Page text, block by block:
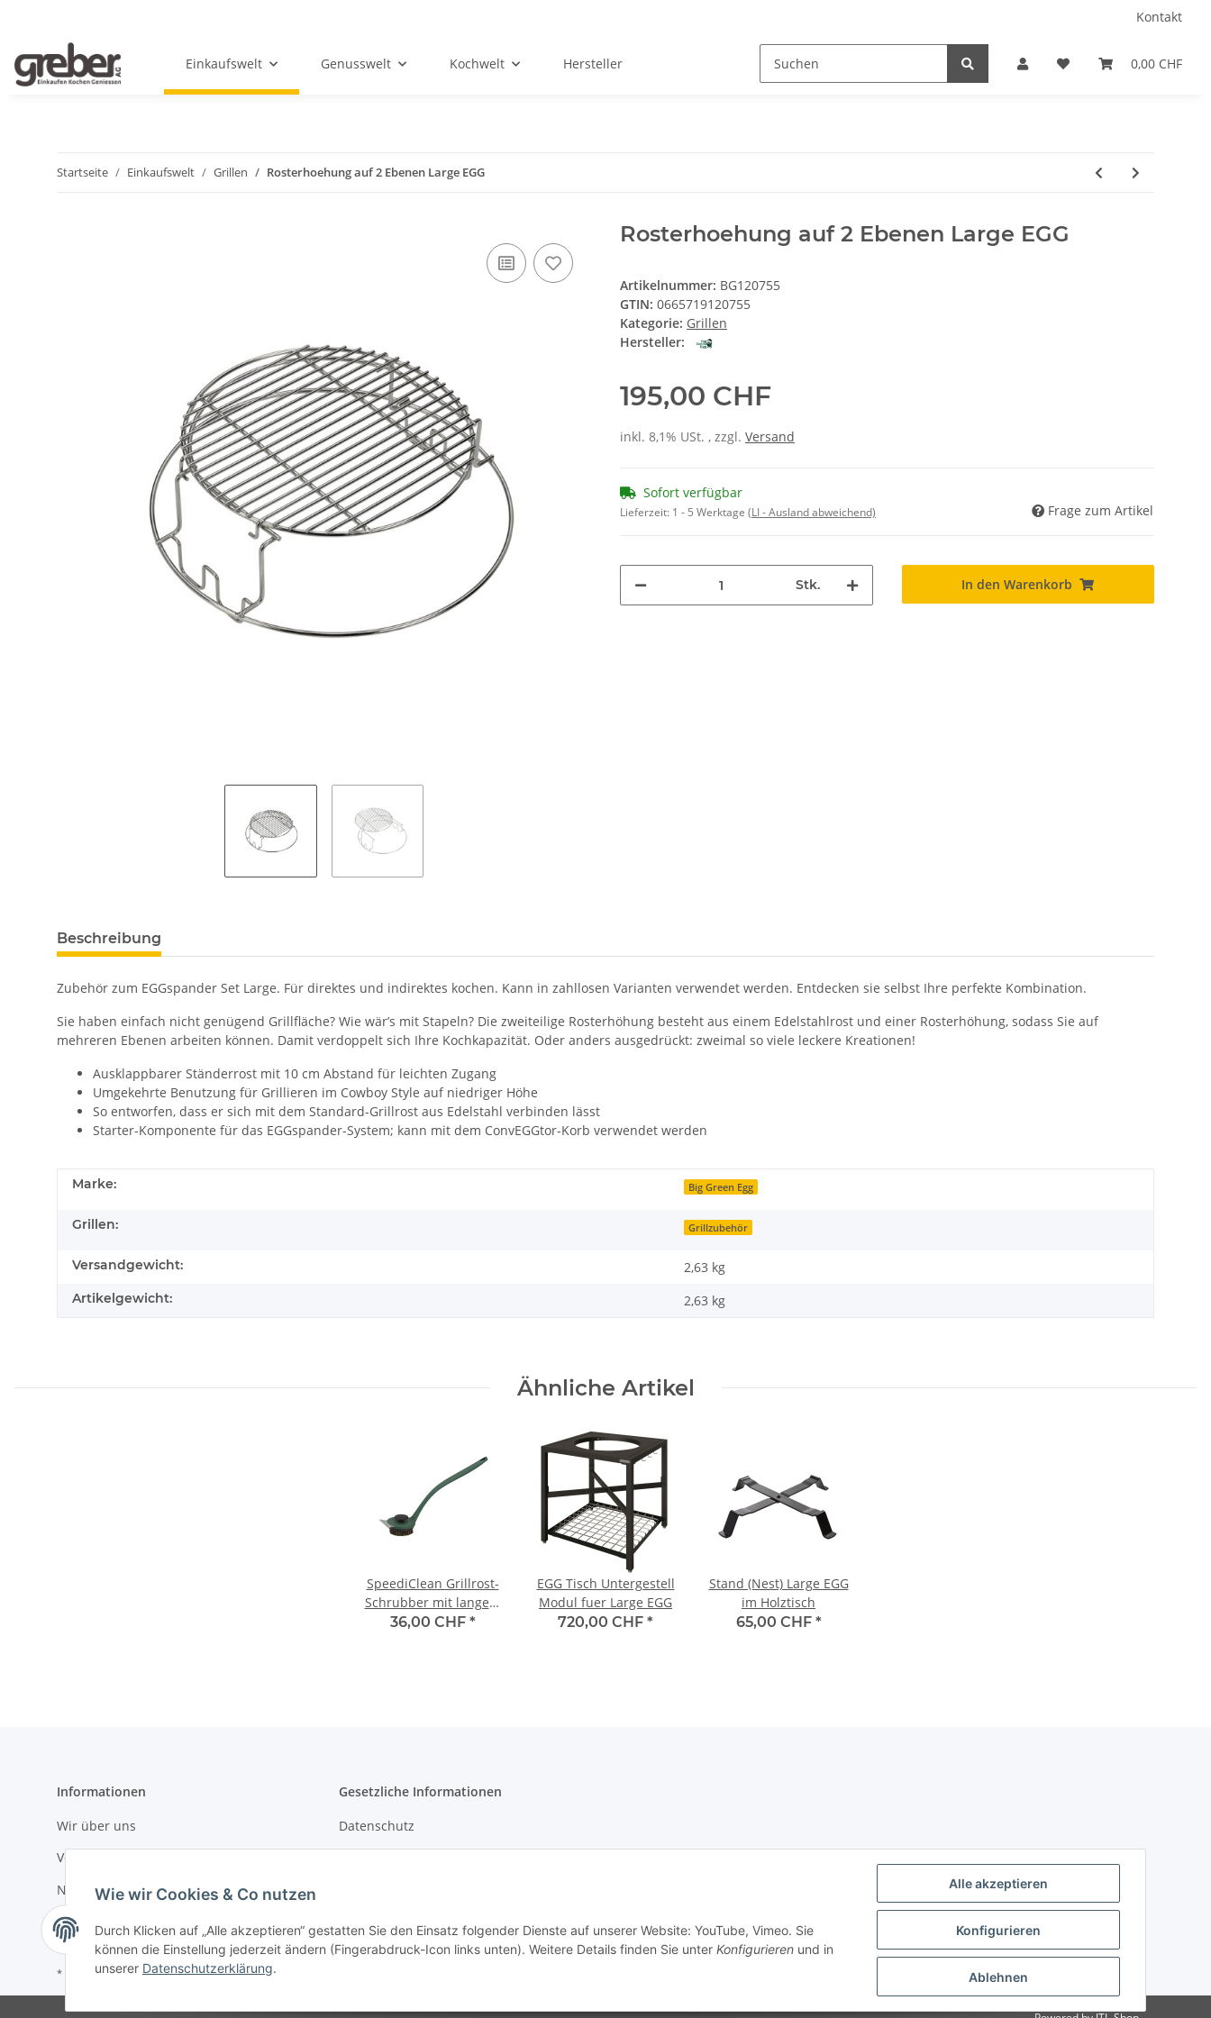
Kontakt
0,00 CHF
Einkaufswelt Genusswelt Kochwelt Hersteller
Startseite Einkaufswelt Grillen Rosterhoehung auf 2 Ebenen Large EGG
Rosterhoehung auf 2 Ebenen Large EGG
Artikelnummer: BG120755
GTIN: 0665719120755
Kategorie: Grillen
Hersteller:
195,00 CHF
inkl. 8,1% USt. , zzgl. Versand
Sofort verfügbar
Lieferzeit: 1 - 5 Werktage (LI - Ausland abweichend) Frage zum Artikel
Stk. In den Warenkorb
Beschreibung
Zubehör zum EGGspander Set Large. Für direktes und indirektes kochen. Kann in zahllosen Varianten verwendet werden. Entdecken sie selbst Ihre perfekte Kombination.
Sie haben einfach nicht genügend Grillfläche? Wie wär’s mit Stapeln? Die zweiteilige Rosterhöhung besteht aus einem Edelstahlrost und einer Rosterhöhung, sodass Sie auf
mehreren Ebenen arbeiten können. Damit verdoppelt sich Ihre Kochkapazität. Oder anders ausgedrückt: zweimal so viele leckere Kreationen!
Ausklappbarer Ständerrost mit 10 cm Abstand für leichten Zugang
Umgekehrte Benutzung für Grillieren im Cowboy Style auf niedriger Höhe
So entworfen, dass er sich mit dem Standard-Grillrost aus Edelstahl verbinden lässt
Starter-Komponente für das EGGspander-System; kann mit dem ConvEGGtor-Korb verwendet werden
Marke: Big Green Egg
Grillen: Grillzubehör
Versandgewicht: 2,63 kg
Artikelgewicht: 2,63 kg
Ähnliche Artikel
SpeediClean Grillrost-
Schrubber mit langem
Griff
36,00 CHF *
EGG Tisch Untergestell
Modul fuer Large EGG
720,00 CHF *
Stand (Nest) Large EGG
im Holztisch
65,00 CHF *
Informationen
Wir über uns
Versandinformationen
Newsletter
Gesetzliche Informationen
Datenschutz
Impressum
* Alle Preise inkl. gesetzlicher USt., zzgl.Versand
Wie wir Cookies & Co nutzen
Durch Klicken auf „Alle akzeptieren“ gestatten Sie den Einsatz folgender Dienste auf unserer Website: YouTube, Vimeo. Sie
können die Einstellung jederzeit ändern (Fingerabdruck-Icon links unten). Weitere Details finden Sie unter Konfigurieren und in
unserer Datenschutzerklärung.
Alle akzeptieren
Konfigurieren
Ablehnen